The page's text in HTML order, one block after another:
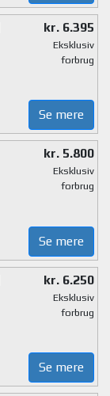
kr. 6.395
Eksklusiv
forbrug
Se mere
kr. 5.800
Eksklusiv
forbrug
Se mere
kr. 6.250
Eksklusiv
forbrug
Se mere